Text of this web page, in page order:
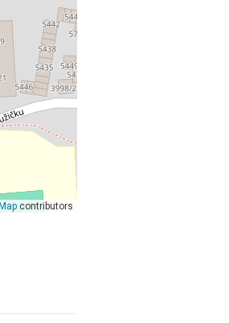
contributors